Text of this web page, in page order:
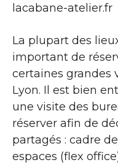
lacabane-atelier.fr
La plupart des
important de
certaines grandes
Lyon. Il est bien
une visite des
réserver afin de
partagés : cadre
espaces (flex